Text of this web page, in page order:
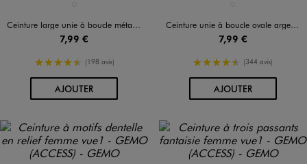
Ceinture large unie à boucle métallique ovale femme
7,99 €
4.5/5 de moyenne
(198 avis)
AJOUTERAU PANIER
Ceinture unie à boucle ovale argentée femme
7,99 €
4.5/5 de moyenne
(344 avis)
AJOUTERAU PANIER